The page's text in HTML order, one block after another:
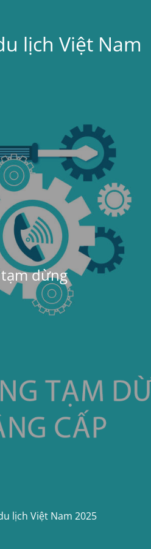
lịch Việt Nam
dừng
lịch Việt Nam 2025